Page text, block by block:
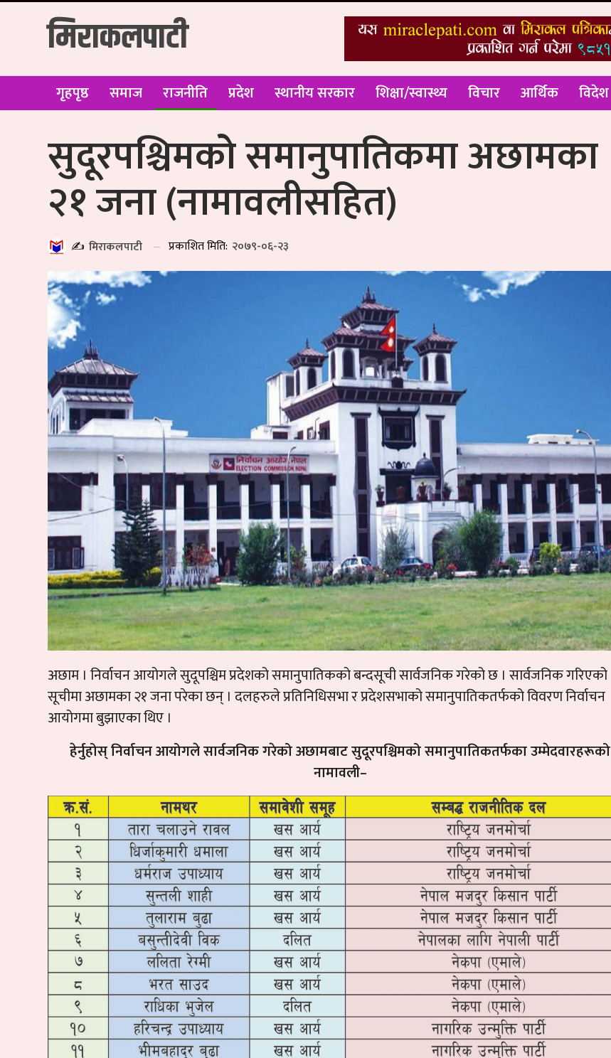
मिराकलपाटी
गृहपृष्ठ समाज राजनीति प्रदेश स्थानीय सरकार शिक्षा/स्वास्थ्य विचार आर्थिक विदेश
सुदूरपश्चिमको समानुपातिकमा अछामका
२१ जना (नामावलीसहित)
✍️ मिराकलपाटी प्रकाशित मिति: २०७९-०६-२३
अछाम । निर्वाचन आयोगले सुदूपश्चिम प्रदेशको समानुपातिकको बन्दसूची सार्वजनिक गरेको छ । सार्वजनिक गरिएको
सूचीमा अछामका २१ जना परेका छन् । दलहरुले प्रतिनिधिसभा र प्रदेशसभाको समानुपातिकतर्फको विवरण निर्वाचन
आयोगमा बुझाएका थिए ।
हेर्नुहोस् निर्वाचन आयोगले सार्वजनिक गरेको अछामबाट सुदूरपश्चिमको समानुपातिकतर्फका उम्मेदवारहरूको
नामावली–